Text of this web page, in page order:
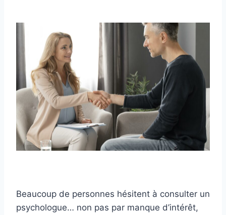
Beaucoup de personnes hésitent à consulter un
psychologue… non pas par manque d’intérêt,